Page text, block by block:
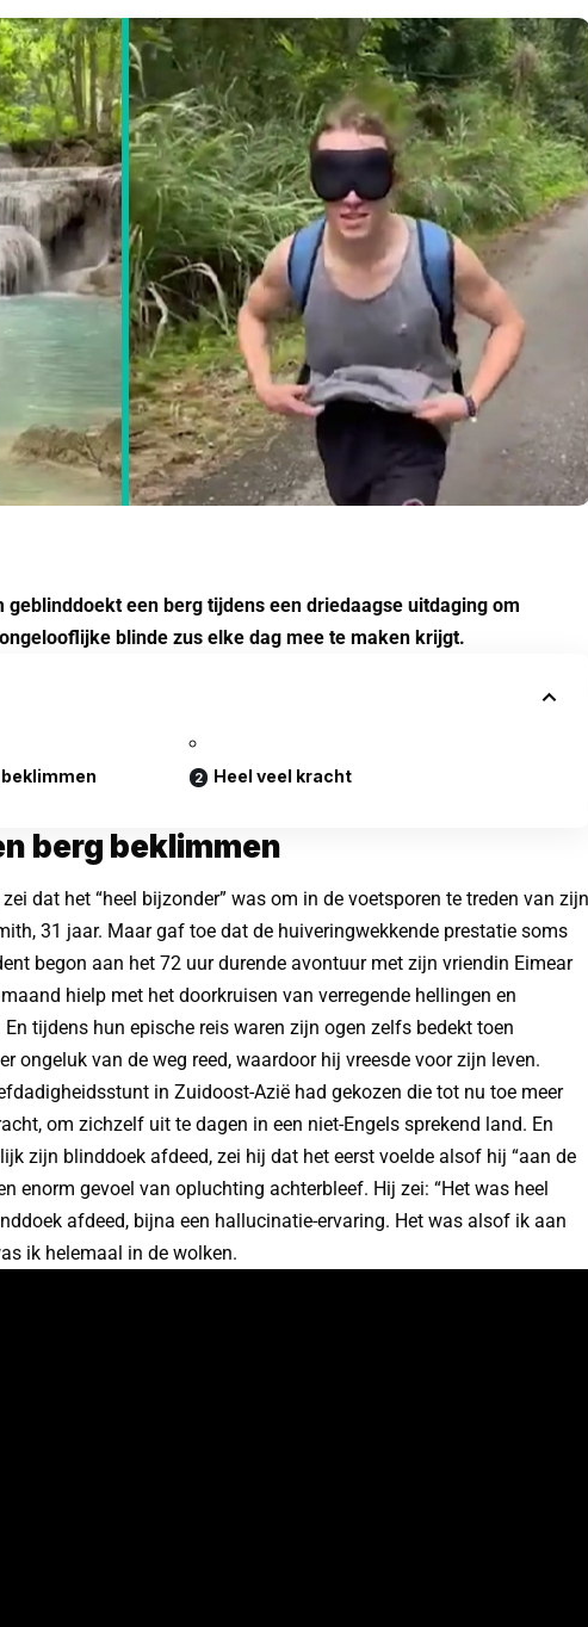
geblinddoekt een berg tijdens een driedaagse uitdaging om
blinde zus elke dag mee te maken krijgt.
Heel veel kracht
berg beklimmen
dat het “heel bijzonder” was om in de voetsporen te treden van zijn
31 jaar. Maar gaf toe dat de huiveringwekkende prestatie soms
begon aan het 72 uur durende avontuur met zijn vriendin Eimear
hielp met het doorkruisen van verregende hellingen en
tijdens hun epische reis waren zijn ogen zelfs bedekt toen
ongeluk van de weg reed, waardoor hij vreesde voor zijn leven.
in Zuidoost-Azië had gekozen die tot nu toe meer
om zichzelf uit te dagen in een niet-Engels sprekend land. En
zijn blinddoek afdeed, zei hij dat het eerst voelde alsof hij “aan de
enorm gevoel van opluchting achterbleef. Hij zei: “Het was heel
afdeed, bijna een hallucinatie-ervaring. Het was alsof ik aan
ik helemaal in de wolken.